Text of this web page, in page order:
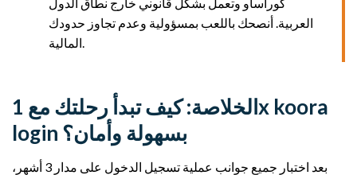
العربية. أنصحك باللعب بمسؤولية وعدم تجاوز حدودك
الخلاصة: كيف تبدأ رحلتك مع 1x koora
login بسهولة وأمان؟
بعد اختبار جميع جوانب عملية تسجيل الدخول على مدار 3 أشهر،